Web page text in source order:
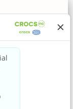
la
Vos
dans la
notamment
site. En
ou de
tout
Web,
contenu